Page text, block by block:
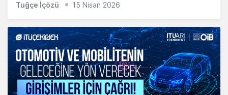
Tuğçe İçözü 15 Nisan 2026